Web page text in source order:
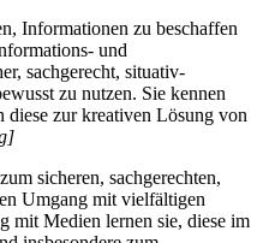
Informationen zu beschaffen
und
sachgerecht, situativ-
zu nutzen. Sie kennen
diese zur kreativen Lösung von
sicheren, sachgerechten,
Umgang mit vielfältigen
mit Medien lernen sie, diese im